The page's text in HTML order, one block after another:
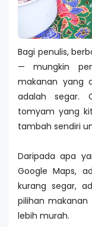
Bagi penulis,
— mungkin
makanan yang
adalah segar.
tomyam yang
tambah sendiri
Daripada apa
Google Maps,
kurang segar,
pilihan
lebih murah.